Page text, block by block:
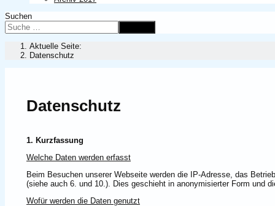
Suchen
Aktuelle Seite:
Datenschutz
Datenschutz
1. Kurzfassung
Welche Daten werden erfasst
Beim Besuchen unserer Webseite werden die IP-Adresse, das
(siehe auch 6. und 10.). Dies geschieht in anonymisierter Form und
Wofür werden die Daten genutzt